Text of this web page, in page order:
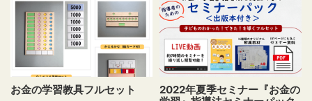
お金の学習教具フルセット
2022年夏季セミナー『お金の